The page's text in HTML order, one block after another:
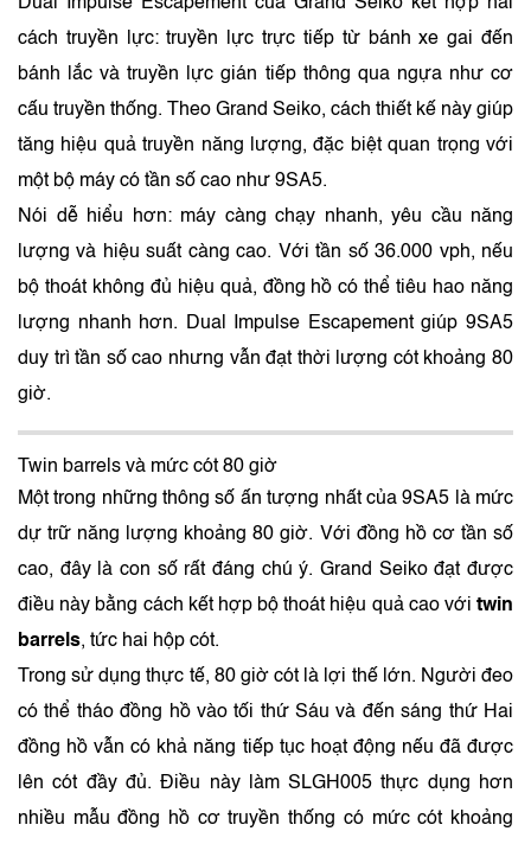
Dual Impulse Escapement của Grand Seiko kết hợp hai
cách truyền lực: truyền lực trực tiếp từ bánh xe gai đến
bánh lắc và truyền lực gián tiếp thông qua ngựa như cơ
cấu truyền thống. Theo Grand Seiko, cách thiết kế này giúp
tăng hiệu quả truyền năng lượng, đặc biệt quan trọng với
một bộ máy có tần số cao như 9SA5.
Nói dễ hiểu hơn: máy càng chạy nhanh, yêu cầu năng
lượng và hiệu suất càng cao. Với tần số 36.000 vph, nếu
bộ thoát không đủ hiệu quả, đồng hồ có thể tiêu hao năng
lượng nhanh hơn. Dual Impulse Escapement giúp 9SA5
duy trì tần số cao nhưng vẫn đạt thời lượng cót khoảng 80
giờ.
Twin barrels và mức cót 80 giờ
Một trong những thông số ấn tượng nhất của 9SA5 là mức
dự trữ năng lượng khoảng 80 giờ. Với đồng hồ cơ tần số
cao, đây là con số rất đáng chú ý. Grand Seiko đạt được
điều này bằng cách kết hợp bộ thoát hiệu quả cao với twin
barrels, tức hai hộp cót.
Trong sử dụng thực tế, 80 giờ cót là lợi thế lớn. Người đeo
có thể tháo đồng hồ vào tối thứ Sáu và đến sáng thứ Hai
đồng hồ vẫn có khả năng tiếp tục hoạt động nếu đã được
lên cót đầy đủ. Điều này làm SLGH005 thực dụng hơn
nhiều mẫu đồng hồ cơ truyền thống có mức cót khoảng